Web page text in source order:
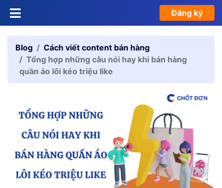
Đăng ký
Blog
Cách viết content bán hàng
Tổng hợp những câu nói hay khi bán hàng
quần áo lôi kéo triệu like